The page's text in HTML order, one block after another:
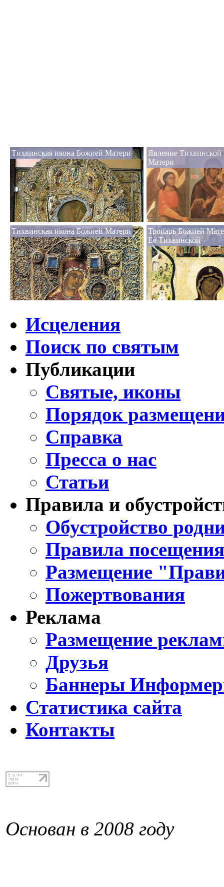
Тихвинская икона Божией Матери
Явление
Матери
Тихвинская икона Божией Матери
Тропарь Божией
Ее Тихвинской
Исцеления
Поиск по святым
Публикации
Святые, иконы
Порядок
Справка
Пресса о нас
Статьи
Правила и
Обустройство
Правила
Размещение
Пожертвования
Реклама
Размещение
Друзья
Баннеры
Статистика сайта
Контакты
Основан в 2008 году